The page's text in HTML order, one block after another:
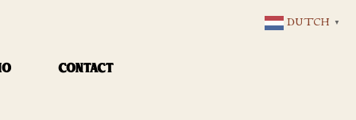
CONTACT
DUTCH ▼